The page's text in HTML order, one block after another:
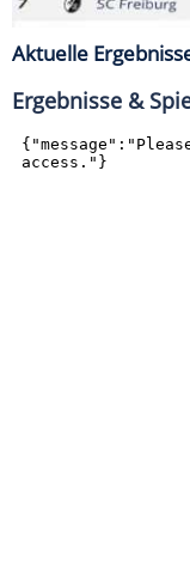
Aktuelle
Ergebnisse &